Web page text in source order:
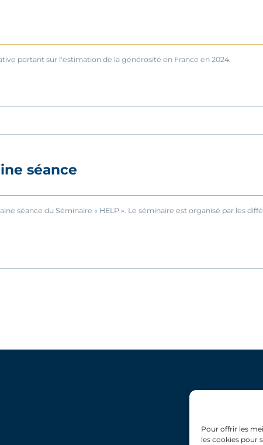
Pour offrir les
les cookies pour
portant sur l'estimation de la générosité en France en 2024.
séance
séance du Séminaire « HELP ». Le séminaire est organisé par les